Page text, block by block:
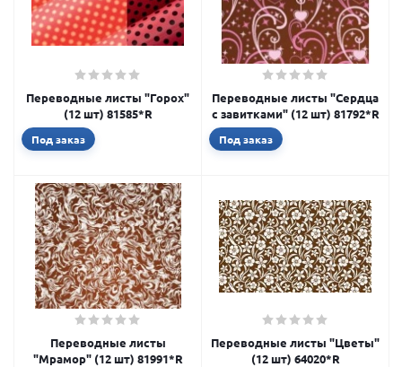
Переводные листы "Горох"
(12 шт) 81585*R
Под заказ
Переводные листы "Сердца
с завитками" (12 шт) 81792*R
Под заказ
Переводные листы
"Мрамор" (12 шт) 81991*R
Переводные листы "Цветы"
(12 шт) 64020*R